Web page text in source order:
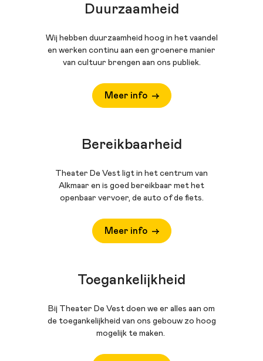
Duurzaamheid
Wij hebben duurzaamheid hoog in het vaandel
en werken continu aan een groenere manier
van cultuur brengen aan ons publiek.
Meer info
Bereikbaarheid
Theater De Vest ligt in het centrum van
Alkmaar en is goed bereikbaar met het
openbaar vervoer, de auto of de fiets.
Meer info
Toegankelijkheid
Bij Theater De Vest doen we er alles aan om
de toegankelijkheid van ons gebouw zo hoog
mogelijk te maken.